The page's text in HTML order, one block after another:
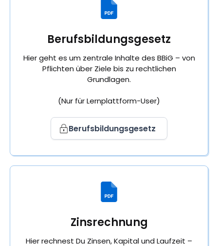
Berufsbildungsgesetz
Hier geht es um zentrale Inhalte des BBiG – von
Pflichten über Ziele bis zu rechtlichen
Grundlagen.
(Nur für Lernplattform-User)
Berufsbildungsgesetz
Zinsrechnung
Hier rechnest Du Zinsen, Kapital und Laufzeit –